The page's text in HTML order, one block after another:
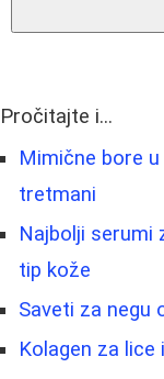
Pročitajte i...
Mimične bore
tretmani
Najbolji serumi
tip kože
Saveti za negu
Kolagen za